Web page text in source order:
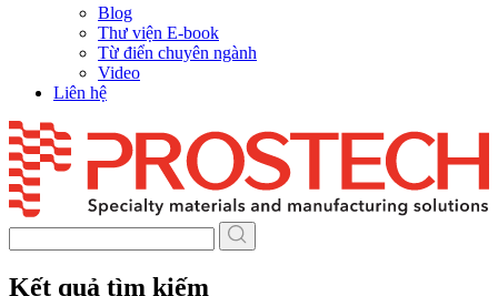
Blog
Thư viện E-book
Từ điển chuyên ngành
Video
Liên hệ
Skip
to
content
Kết quả tìm kiếm